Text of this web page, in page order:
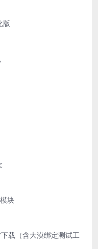
版
块
载（含大漠绑定测试工